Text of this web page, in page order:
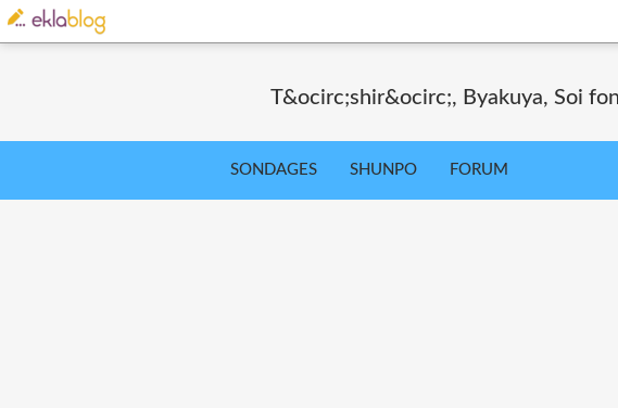
T&ocirc;shir&ocirc;, Byakuya, Soi
SONDAGES SHUNPO FORUM